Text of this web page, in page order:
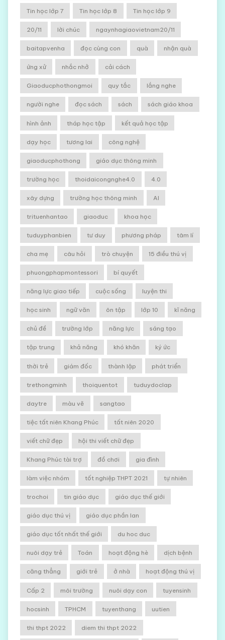
Tin học lớp 7 Tin học lớp 8 Tin học lớp 9
20/11 lời chúc ngaynhagiaovietnam20/11
baitapvenha đọc cùng con quà nhận quà
ứng xử nhắc nhở cải cách
Giaoducphothongmoi quy tắc lắng nghe
người nghe đọc sách sách sách giáo khoa
hình ảnh tháp học tập kết quả học tập
dạy học tương lai công nghệ
giaoducphothong giáo dục thông minh
trường học thoidaicongnghe4.0 4.0
xây dựng trường học thông minh AI
trituenhantao giaoduc khoa học
tuduyphanbien tư duy phương pháp tâm lí
cha mẹ câu hỏi trò chuyện 15 điều thú vị
phuongphapmontessori bí quyết
năng lực giao tiếp cuộc sống luyện thi
học sinh ngữ văn ôn tập lớp 10 kĩ năng
chủ đề trường lớp năng lực sáng tạo
tập trung khả năng khó khăn ký ức
thời trẻ giám đốc thành lập phát triển
trethongminh thoiquentot tuduydoclap
daytre màu vẽ sangtao
tiệc tất niên Khang Phúc tất niên 2020
viết chữ đẹp hội thi viết chữ đẹp
Khang Phúc tài trợ đồ chơi gia đình
làm việc nhóm tốt nghiệp THPT 2021 tự nhiên
trochoi tin giáo dục giáo dục thế giới
giáo dục thú vị giáo dục phần lan
giáo dục tốt nhất thế giới du hoc duc
nuôi dạy trẻ Toán hoạt động hè dịch bệnh
căng thẳng giới trẻ ở nhà hoạt động thú vị
Cấp 2 môi trường nuôi dạy con tuyensinh
hocsinh TPHCM tuyenthang uutien
thi thpt 2022 diem thi thpt 2022